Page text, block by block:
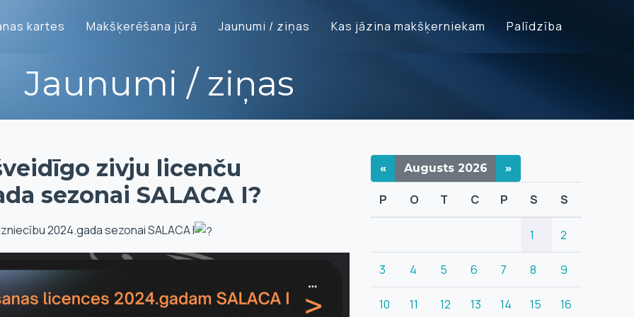
kartes Makšķerēšana jūrā Jaunumi / ziņas Kas jāzina makšķerniekam Palīdzība
Jaunumi / ziņas
zivju licenču
sezonai SALACA I?
2024.gada sezonai SALACA I
« Augusts 2026 »
P O T C P S S
1 2
3 4 5 6 7 8 9
10 11 12 13 14 15 16